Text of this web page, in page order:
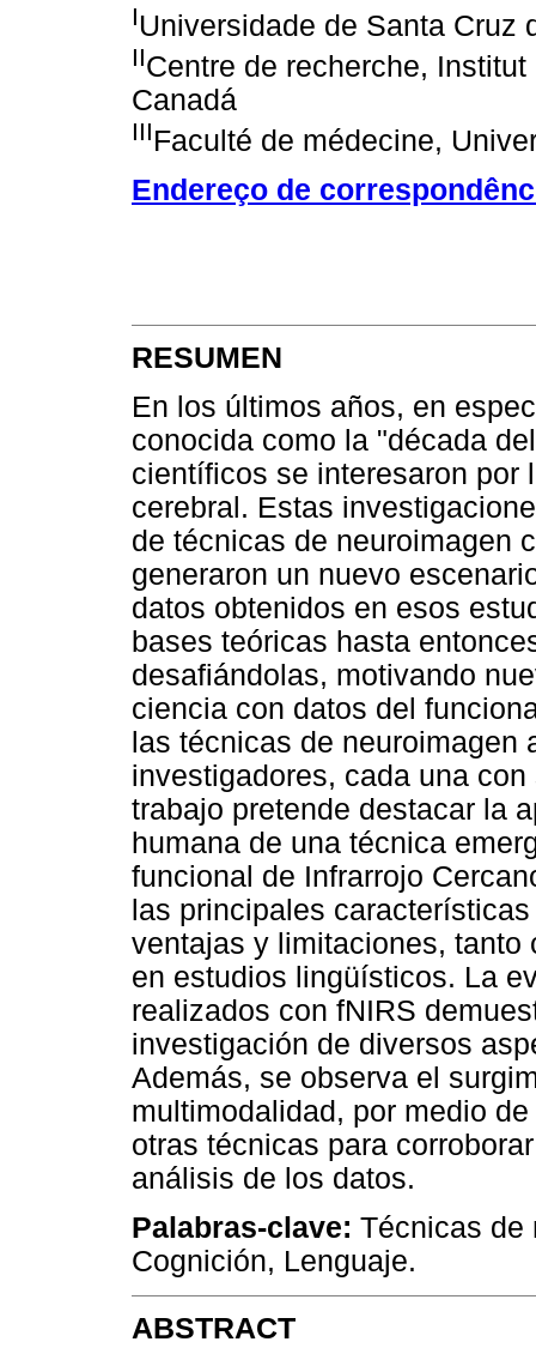
IUniversidade de Santa Cruz
IICentre de recherche,
Canadá
IIIFaculté de médecine,
Endereço de
RESUMEN
En los últimos años, en
conocida como la "década
científicos se interesaron por
cerebral. Estas
de técnicas de neuroimagen
generaron un nuevo
datos obtenidos en esos
bases teóricas hasta
desafiándolas, motivando
ciencia con datos del
las técnicas de
investigadores, cada una
trabajo pretende destacar la
humana de una técnica
funcional de Infrarrojo
las principales
ventajas y limitaciones,
en estudios lingüísticos. La
realizados con fNIRS
investigación de diversos
Además, se observa el
multimodalidad, por medio
otras técnicas para
análisis de los datos.
Palabras-clave: Técnicas de
Cognición, Lenguaje.
ABSTRACT